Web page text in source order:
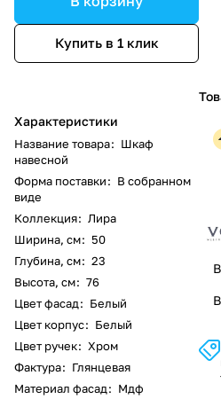
Купить в 1 клик
Характеристики
Название товара: Шкаф
навесной
Форма поставки: В собранном
виде
Коллекция: Лира
Ширина, см: 50
Глубина, см: 23
Высота, см: 76
Цвет фасад: Белый
Цвет корпус: Белый
Цвет ручек: Хром
Фактура: Глянцевая
Материал фасад: Мдф